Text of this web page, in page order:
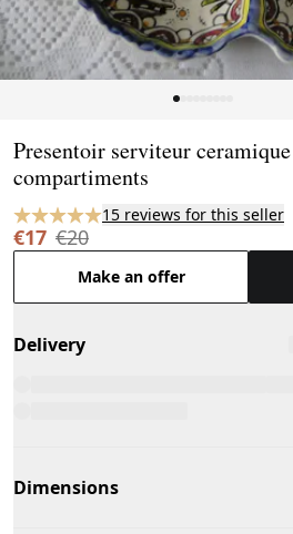
Presentoir serviteur
compartiments
15 reviews for this seller
€17 €20
Make an offer
Delivery
Dimensions